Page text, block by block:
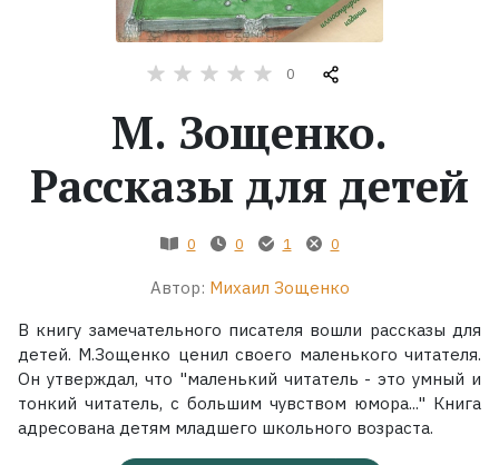
0
М. Зощенко.
Рассказы для детей
0 0 1 0
Автор: Михаил Зощенко
В книгу замечательного писателя вошли рассказы для
детей. М.Зощенко ценил своего маленького читателя.
Он утверждал, что "маленький читатель - это умный и
тонкий читатель, с большим чувством юмора..." Книга
адресована детям младшего школьного возраста.